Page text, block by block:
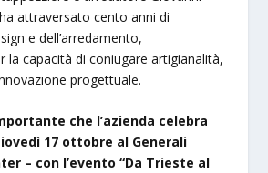
attraversato cento anni di
e dell’arredamento,
la capacità di coniugare artigianalità,
progettuale.
che l’azienda celebra
17 ottobre al Generali
– con l’evento “Da Trieste al